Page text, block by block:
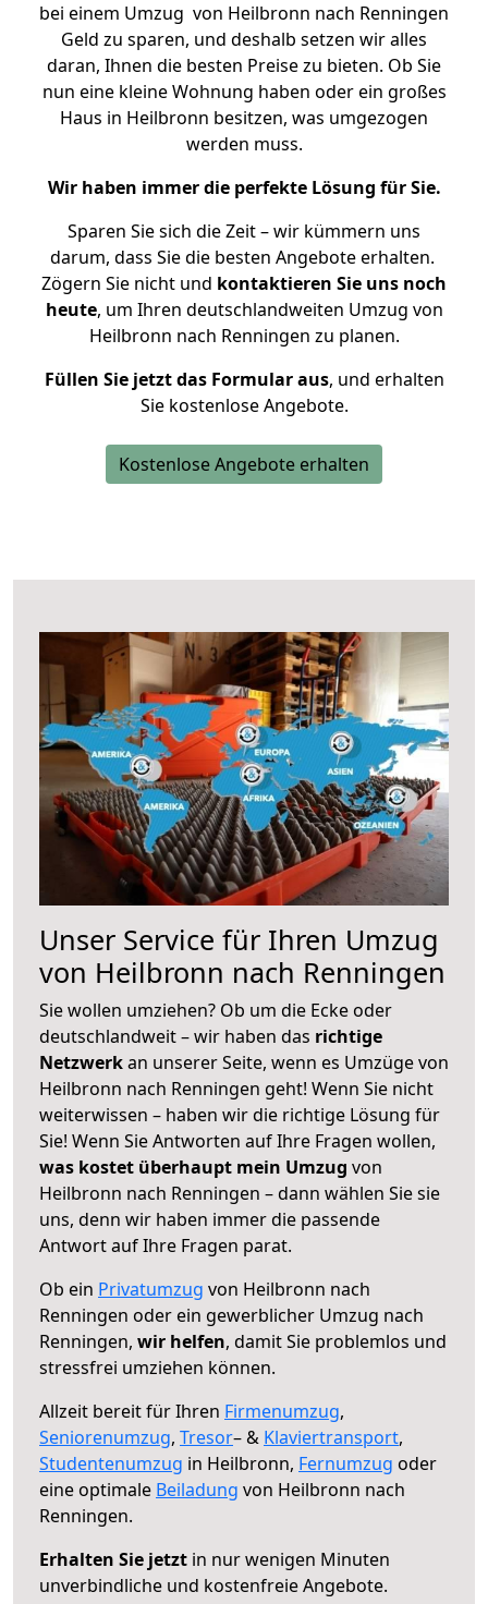
bei einem Umzug von Heilbronn nach Renningen
Geld zu sparen, und deshalb setzen wir alles
daran, Ihnen die besten Preise zu bieten. Ob Sie
nun eine kleine Wohnung haben oder ein großes
Haus in Heilbronn besitzen, was umgezogen
werden muss.
Wir haben immer die perfekte Lösung für Sie.
Sparen Sie sich die Zeit – wir kümmern uns
darum, dass Sie die besten Angebote erhalten.
Zögern Sie nicht und kontaktieren Sie uns noch
heute, um Ihren deutschlandweiten Umzug von
Heilbronn nach Renningen zu planen.
Füllen Sie jetzt das Formular aus, und erhalten
Sie kostenlose Angebote.
Kostenlose Angebote erhalten
Unser Service für Ihren Umzug
von Heilbronn nach Renningen
Sie wollen umziehen? Ob um die Ecke oder
deutschlandweit – wir haben das richtige
Netzwerkan unserer Seite, wenn es Umzüge von
Heilbronn nach Renningen geht! Wenn Sie nicht
weiterwissen – haben wir die richtige Lösung für
Sie! Wenn Sie Antworten auf Ihre Fragen wollen,
was kostet überhaupt mein Umzug von
Heilbronn nach Renningen – dann wählen Sie sie
uns, denn wir haben immer die passende
Antwort auf Ihre Fragen parat.
Ob ein Privatumzug von Heilbronn nach
Renningen oder ein gewerblicher Umzug nach
Renningen, wir helfen, damit Sie problemlos und
stressfrei umziehen können.
Allzeit bereit für Ihren Firmenumzug,
Seniorenumzug, Tresor– & Klaviertransport,
Studentenumzug in Heilbronn, Fernumzug oder
eine optimale Beiladung von Heilbronn nach
Renningen.
Erhalten Sie jetzt in nur wenigen Minuten
unverbindliche und kostenfreie Angebote.